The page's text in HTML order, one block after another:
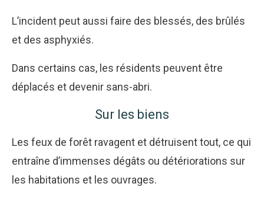
L’incident peut aussi faire des blessés, des brûlés
et des asphyxiés.
Dans certains cas, les résidents peuvent être
déplacés et devenir sans-abri.
Sur les biens
Les feux de forêt ravagent et détruisent tout, ce qui
entraîne d’immenses dégâts ou détériorations sur
les habitations et les ouvrages.